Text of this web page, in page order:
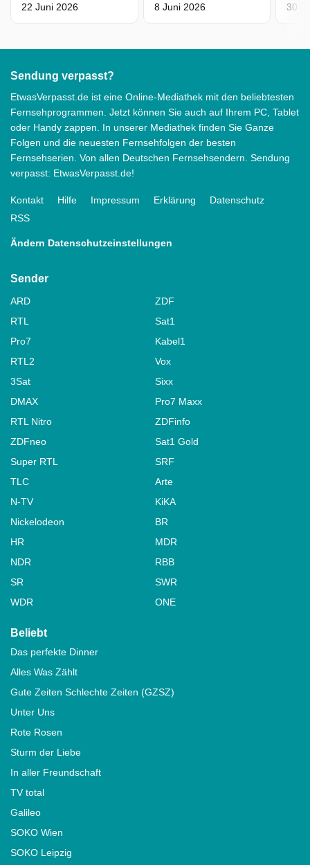
22 Juni 2026
8 Juni 2026
30
Sendung verpasst?
EtwasVerpasst.de ist eine Online-Mediathek mit den beliebtesten
Fernsehprogrammen. Jetzt können Sie auch auf Ihrem PC, Tablet
oder Handy zappen. In unserer Mediathek finden Sie Ganze
Folgen und die neuesten Fernsehfolgen der besten
Fernsehserien. Von allen Deutschen Fernsehsendern. Sendung
verpasst: EtwasVerpasst.de!
Kontakt Hilfe Impressum Erklärung
Datenschutz
RSS
Ändern Datenschutzeinstellungen
Sender
ARD
ZDF
RTL
Sat1
Pro7
Kabel1
RTL2
Vox
3Sat
Sixx
DMAX
Pro7 Maxx
RTL Nitro
ZDFinfo
ZDFneo
Sat1 Gold
Super RTL
SRF
TLC
Arte
N-TV
KiKA
Nickelodeon
BR
HR
MDR
NDR
RBB
SR
SWR
WDR
ONE
Beliebt
Das perfekte Dinner
Alles Was Zählt
Gute Zeiten Schlechte Zeiten (GZSZ)
Unter Uns
Rote Rosen
Sturm der Liebe
In aller Freundschaft
TV total
Galileo
SOKO Wien
SOKO Leipzig